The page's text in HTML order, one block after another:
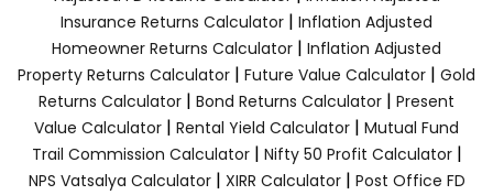
Insurance Returns Calculator | Inflation Adjusted
Homeowner Returns Calculator | Inflation Adjusted
Property Returns Calculator | Future Value Calculator | Gold
Returns Calculator | Bond Returns Calculator | Present
Value Calculator | Rental Yield Calculator | Mutual Fund
Trail Commission Calculator| Nifty 50 Profit Calculator|
NPS Vatsalya Calculator| XIRR Calculator| Post Office FD